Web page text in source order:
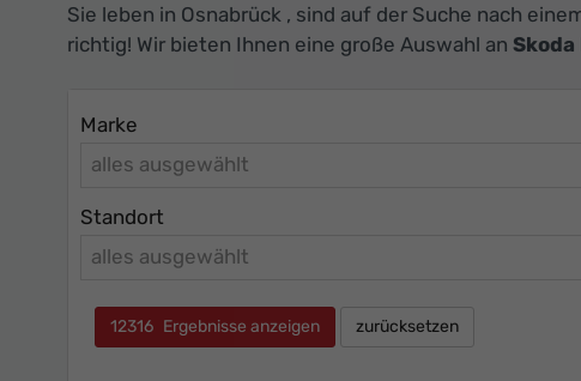
Sie leben in Osnabrück , sind auf der Suche nach
richtig! Wir bieten Ihnen eine große Auswahl an
Marke
alles ausgewählt
Standort
alles ausgewählt
12316 Ergebnisse anzeigen zurücksetzen